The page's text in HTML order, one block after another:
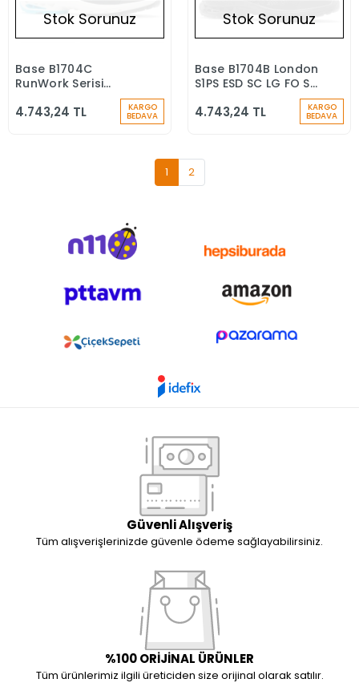
Stokta Yok
Stok Sorunuz
Base B1704C
RunWork Serisi
Sydney S1PS ESD SC
LG FO SR Kompozit
Burun İş Ayakkabısı
4.743,24 TL KARGO
BEDAVA
Stokta Yok
Stok Sorunuz
Base B1704B London
S1PS ESD SC LG FO SR
4.743,24 TL KARGO
BEDAVA
1 2
Güvenli Alışveriş
Tüm alışverişlerinizde güvenle ödeme sağlayabilirsiniz.
%100 ORİJİNAL ÜRÜNLER
Tüm ürünlerimiz ilgili üreticiden size orijinal olarak satılır.